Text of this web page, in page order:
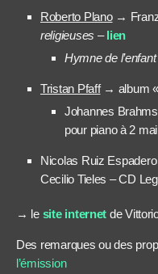
Roberto Plano→
religieuses –lien
Hymne de
Tristan Pfaff→ album «
Johannes
pour piano à 2
Nicolas Ruiz
Cecilio Tieles – CD
→ le site internet de
Des remarques ou des
l’émission